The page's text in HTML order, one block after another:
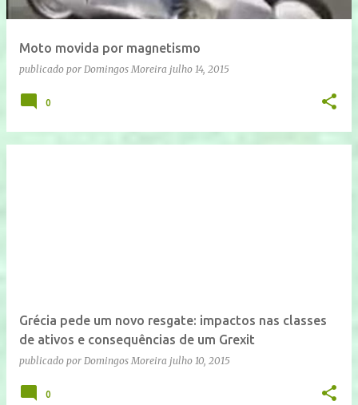
Moto movida por magnetismo
publicado por Domingos Moreira julho 14, 2015
0
Grécia pede um novo resgate: impactos nas classes
de ativos e consequências de um Grexit
publicado por Domingos Moreira julho 10, 2015
0